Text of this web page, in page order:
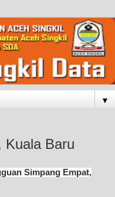
▼
Kuala Baru
Simpang Empat,